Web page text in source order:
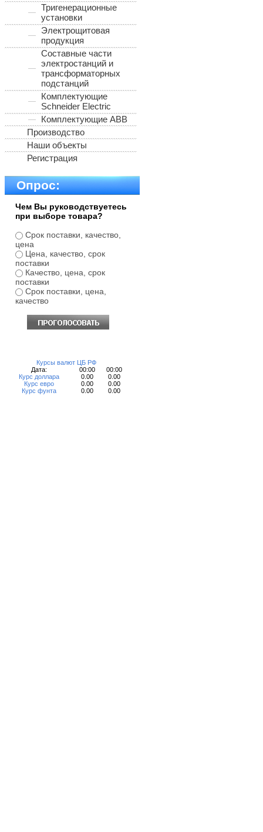
Тригенерационные
установки
Электрощитовая
продукция
Составные части
электростанций и
трансформаторных
подстанций
Комплектующие
Schneider Electric
Комплектующие ABB
Производство
Наши объекты
Регистрация
Опрос:
Чем Вы руководствуетесь
при выборе товара?
Срок поставки, качество,
цена
Цена, качество, срок
поставки
Качество, цена, срок
поставки
Срок поставки, цена,
качество
Курсы валют ЦБ РФ
Дата:
00:00
00:00
Курс доллара
0.00
0.00
Курс евро
0.00
0.00
Курс фунта
0.00 0.00